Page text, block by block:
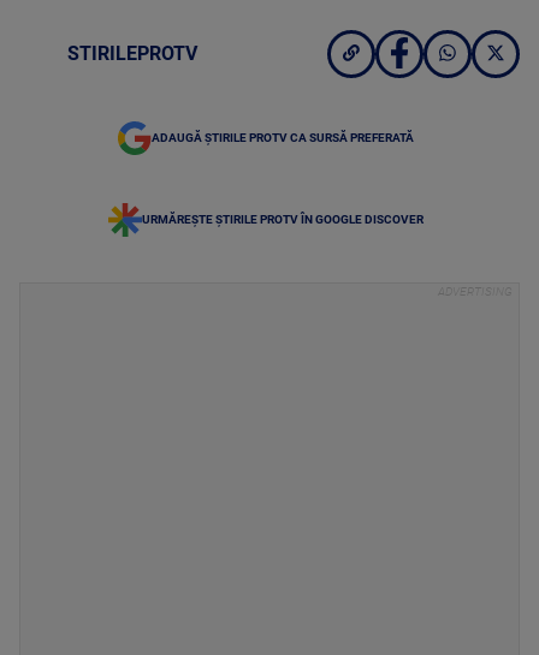
STIRILEPROTV
ADAUGĂ ȘTIRILE PROTV CA SURSĂ PREFERATĂ
URMĂREȘTE ȘTIRILE PROTV ÎN GOOGLE DISCOVER